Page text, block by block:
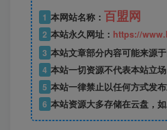
1 本网站名称： 百盟网
2 本站永久网址： https://
3 本站文章部分内容可能来源
4 本站一切资源不代表本站立
5 本站一律禁止以任何方式发
6 本站资源大多存储在云盘，